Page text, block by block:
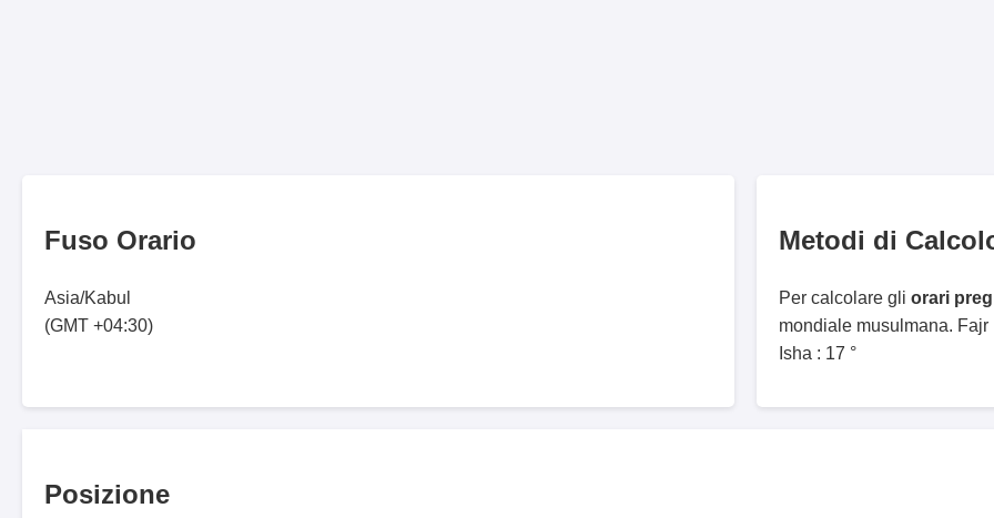
Fuso Orario
Asia/Kabul
(GMT +04:30)
Metodi di
Per calcolare gli orari
mondiale musulmana. Fajr
Isha : 17 °
Posizione